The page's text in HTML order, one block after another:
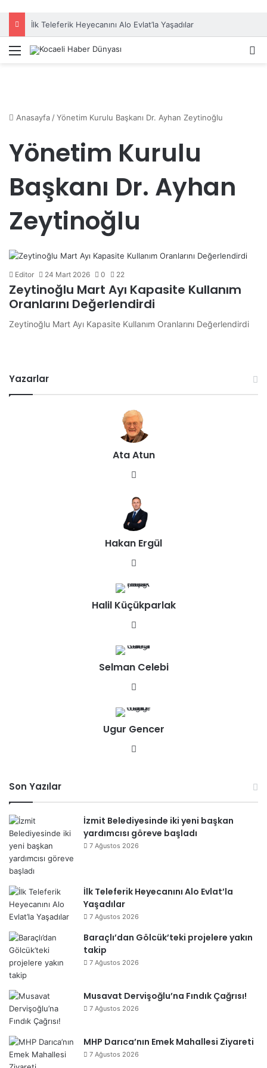
İlk Teleferik Heyecanını Alo Evlat’la Yaşadılar
Menü
Anasayfa /Yönetim Kurulu Başkanı Dr. Ayhan Zeytinoğlu
Yönetim Kurulu
Başkanı Dr. Ayhan
Zeytinoğlu
Editor 24 Mart 2026 0 22
Zeytinoğlu Mart Ayı Kapasite Kullanım
Oranlarını Değerlendirdi
Zeytinoğlu Mart Ayı Kapasite Kullanım Oranlarını Değerlendirdi
Yazarlar
Ata Atun
esi
Hakan Ergül
sit
esi
Halil Küçükparlak
sit
esi
Selman Celebi
sit
esi
Ugur Gencer
Son Yazılar
İzmit Belediyesinde iki yeni başkan
yardımcısı göreve başladı
7 Ağustos 2026
İlk Teleferik Heyecanını Alo Evlat’la
Yaşadılar
7 Ağustos 2026
Baraçlı’dan Gölcük’teki projelere yakın
takip
7 Ağustos 2026
Musavat Dervişoğlu’na Fındık Çağrısı!
7 Ağustos 2026
MHP Darıca’nın Emek Mahallesi Ziyareti
7 Ağustos 2026